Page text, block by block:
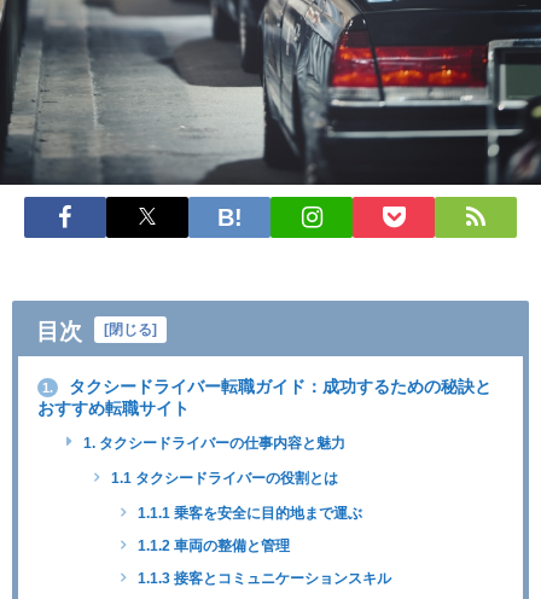
目次 閉じる
1.
タクシードライバー転職ガイド：成功するための秘訣と
おすすめ転職サイト
1. タクシードライバーの仕事内容と魅力
1.1 タクシードライバーの役割とは
1.1.1 乗客を安全に目的地まで運ぶ
1.1.2 車両の整備と管理
1.1.3 接客とコミュニケーションスキル